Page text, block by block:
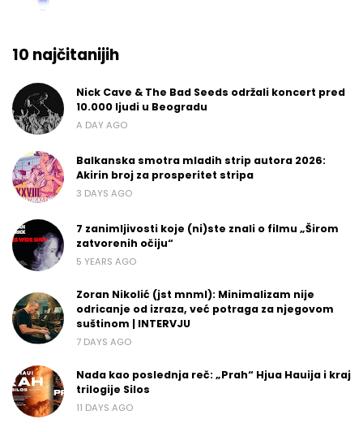
10 najčitanijih
Nick Cave & The Bad Seeds održali koncert pred
10.000 ljudi u Beogradu
A DAY AGO
Balkanska smotra mladih strip autora 2026:
Akirin broj za prosperitet stripa
3 DAYS AGO
7 zanimljivosti koje (ni)ste znali o filmu „Širom
zatvorenih očiju“
5 YEARS AGO
Zoran Nikolić (jst mnml): Minimalizam nije
odricanje od izraza, već potraga za njegovom
suštinom | INTERVJU
7 DAYS AGO
Nada kao poslednja reč: „Prah“ Hjua Hauija i kraj
trilogije Silos
11 DAYS AGO